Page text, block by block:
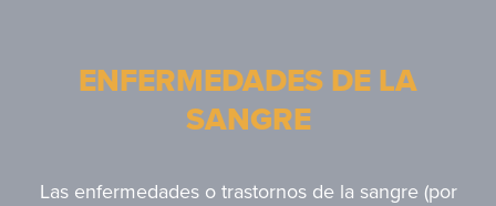
ENFERMEDADES DE LA
SANGRE
Las enfermedades o trastornos de la sangre (por